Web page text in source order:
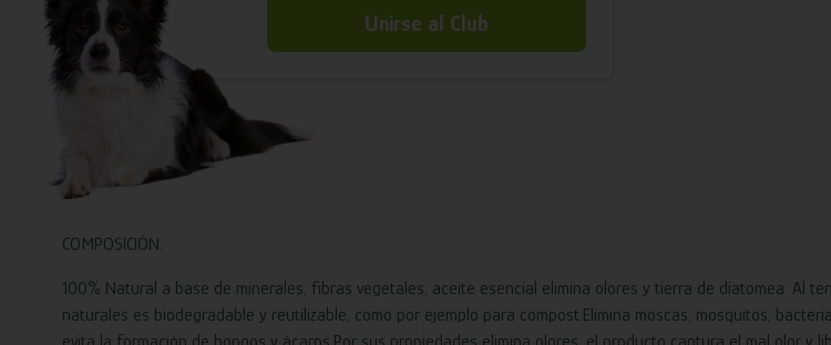
Unirse al Club
COMPOSICIÓN:
100% Natural a base de minerales, fibras vegetales, aceite esencial elimina olores y tierra de diatomea. Al
naturales es biodegradable y reutilizable, como por ejemplo para compost.Elimina moscas, mosquitos,